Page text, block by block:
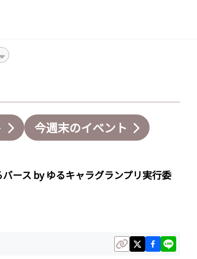
今週末のイベント
ース by ゆるキャラグランプリ実行委